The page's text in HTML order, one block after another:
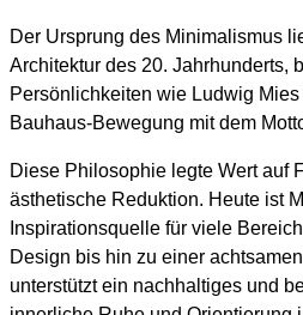
Der Ursprung des Minimalismus
Architektur des 20. Jahrhunderts,
Persönlichkeiten wie Ludwig
Bauhaus-Bewegung mit dem
Diese Philosophie legte Wert auf
ästhetische Reduktion. Heute ist
Inspirationsquelle für viele
Design bis hin zu einer
unterstützt ein nachhaltiges und